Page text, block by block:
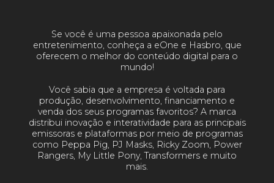
Se você é uma pessoa apaixonada pelo
entretenimento, conheça a eOne e Hasbro, que
oferecem o melhor do conteúdo digital para o
mundo!
Você sabia que a empresa é voltada para
produção, desenvolvimento, financiamento e
venda dos seus programas favoritos? A marca
distribui inovação e interatividade para as principais
emissoras e plataformas por meio de programas
como Peppa Pig, PJ Masks, Ricky Zoom, Power
Rangers, My Little Pony, Transformers e muito
mais.